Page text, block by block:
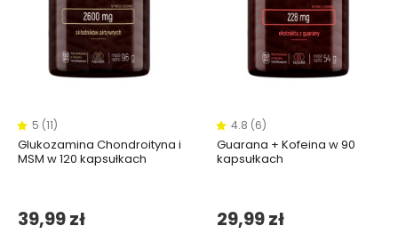
5 (11)
Glukozamina Chondroityna i
MSM w 120 kapsułkach
39,99 zł
4.8 (6)
Guarana + Kofeina w 90
kapsułkach
29,99 zł